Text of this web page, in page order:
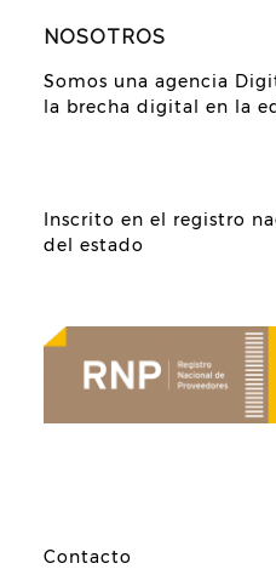
NOSOTROS
Somos una agencia
la brecha digital en la
Inscrito en el registro
del estado
Contacto